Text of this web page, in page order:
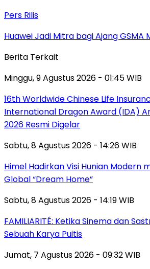
Pers Rilis
Huawei Jadi Mitra bagi Ajang GSMA
Berita Terkait
Minggu, 9 Agustus 2026 - 01:45 WIB
16th Worldwide Chinese Life
International Dragon Award (IDA)
2026 Resmi Digelar
Sabtu, 8 Agustus 2026 - 14:26 WIB
Himel Hadirkan Visi Hunian Modern
Global “Dream Home”
Sabtu, 8 Agustus 2026 - 14:19 WIB
FAMILIARITÉ: Ketika Sinema dan
Sebuah Karya Puitis
Jumat, 7 Agustus 2026 - 09:32 WIB